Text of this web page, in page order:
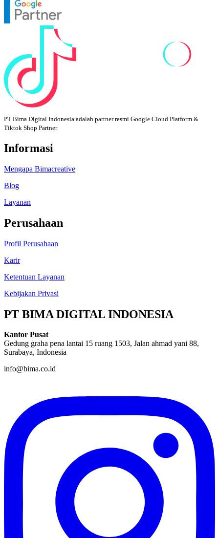
PT Bima Digital Indonesia adalah partner resmi Google Cloud Platform &
Tiktok Shop Partner
Informasi
Mengapa Bimacreative
Blog
Layanan
Perusahaan
Profil Perusahaan
Karir
Ketentuan Layanan
Kebijakan Privasi
PT BIMA DIGITAL INDONESIA
Kantor Pusat
Gedung graha pena lantai 15 ruang 1503, Jalan ahmad yani 88,
Surabaya, Indonesia
info@bima.co.id